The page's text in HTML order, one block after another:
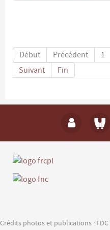
Début Précédent 1
Suivant
Fin
Crédits photos et publications : FDC